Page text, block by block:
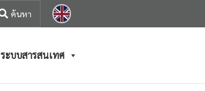
ระบบสารสนเทศ